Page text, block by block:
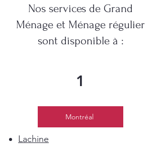
Nos services de Grand
Ménage et Ménage régulier
sont disponible à :
1
Montréal
Lachine